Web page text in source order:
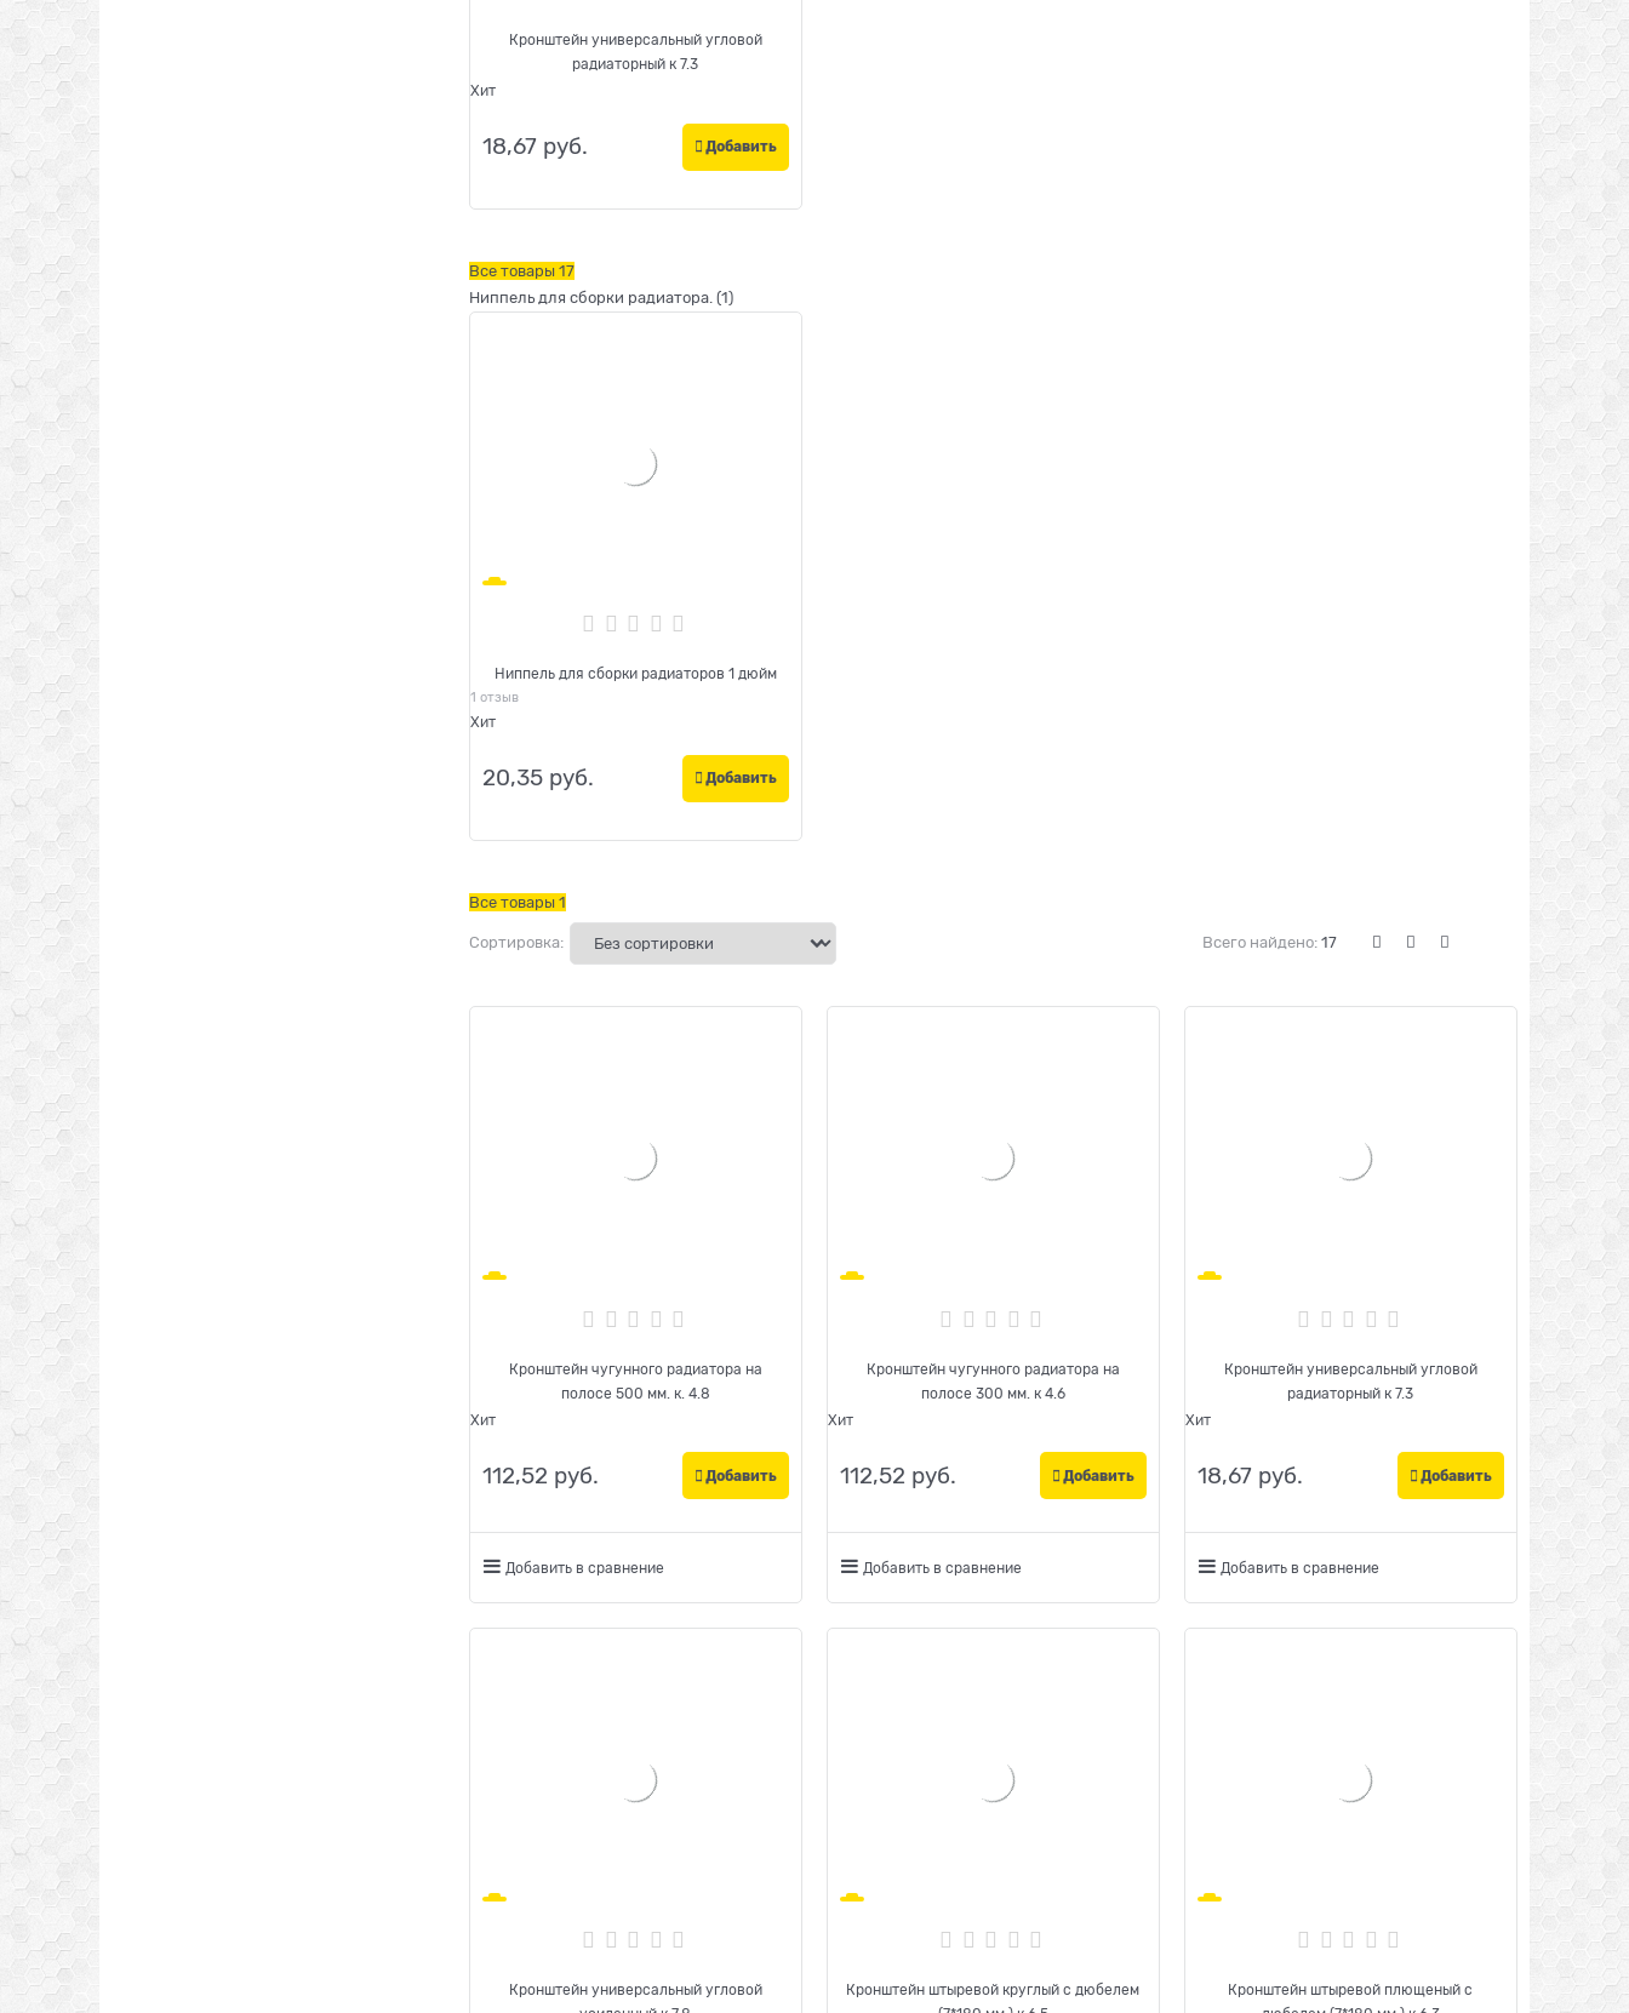
Кронштейн универсальный угловой
радиаторный к 7.3
Хит
18,67 руб. Добавить
Все товары 17
Ниппель для сборки радиатора. (1)
Ниппель для сборки радиаторов 1 дюйм
1 отзыв
Хит
20,35 руб. Добавить
Все товары 1
Сортировка: Всего найдено: 17
Кронштейн чугунного радиатора на
полосе 500 мм. к. 4.8
Хит
112,52 руб. Добавить
Добавить в сравнение
Кронштейн чугунного радиатора на
полосе 300 мм. к 4.6
Хит
112,52 руб. Добавить
Добавить в сравнение
Кронштейн универсальный угловой
радиаторный к 7.3
Хит
18,67 руб. Добавить
Добавить в сравнение
Кронштейн универсальный угловой
Кронштейн штыревой круглый с дюбелем
Кронштейн штыревой плющеный с